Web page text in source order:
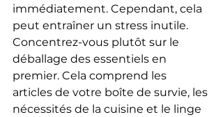
immédiatement. Cependant, cela
peut entraîner un stress inutile.
Concentrez-vous plutôt sur le
déballage des essentiels en
premier. Cela comprend les
articles de votre boîte de survie, les
nécessités de la cuisine et le linge